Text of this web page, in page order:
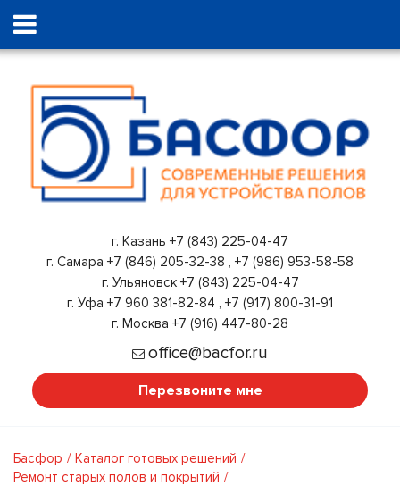
г. Казань +7 (843) 225-04-47
г. Самара +7 (846) 205-32-38 , +7 (986) 953-58-58
г. Ульяновск +7 (843) 225-04-47
г. Уфа +7 960 381-82-84 , +7 (917) 800-31-91
г. Москва +7 (916) 447-80-28
office@bacfor.ru
Перезвоните мне
Басфор
Каталог готовых решений
Ремонт старых полов и покрытий